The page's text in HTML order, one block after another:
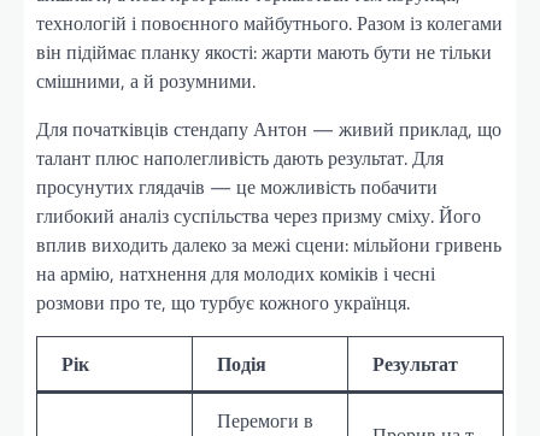
технологій і повоєнного майбутнього. Разом із колегами
він підіймає планку якості: жарти мають бути не тільки
смішними, а й розумними.
Для початківців стендапу Антон — живий приклад, що
талант плюс наполегливість дають результат. Для
просунутих глядачів — це можливість побачити
глибокий аналіз суспільства через призму сміху. Його
вплив виходить далеко за межі сцени: мільйони гривень
на армію, натхнення для молодих коміків і чесні
розмови про те, що турбує кожного українця.
Рік Подія Результат
Перемоги в